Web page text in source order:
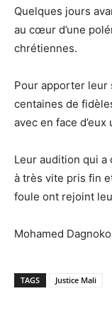
Quelques jours
au cœur d’une
chrétiennes.
Pour apporter leur
centaines de
avec en face
Leur audition qui a
à très vite pris fin
foule ont rejoint
Mohamed Dagnoko
TAGS Justice Mali